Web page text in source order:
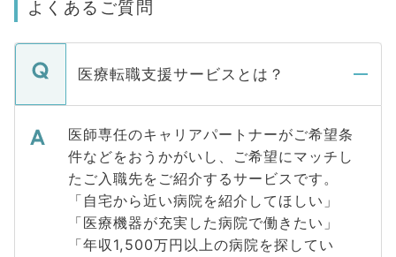
よくあるご質問
医療転職支援サービスとは？
医師専任のキャリアパートナーがご希望条
件などをおうかがいし、ご希望にマッチし
たご入職先をご紹介するサービスです。
「自宅から近い病院を紹介してほしい」
「医療機器が充実した病院で働きたい」
「年収1,500万円以上の病院を探してい